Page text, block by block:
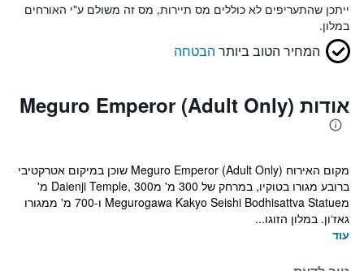
ייתכן שהתעריפים לא כוללים מס תיירות, מס זה משולם ע"י האורחים
במלון.
המחיר הטוב ביותר הבטחה
אודות Meguro Emperor (Adult Only)
מקום האירוח Meguro Emperor (Adult Only) שוכן במיקום אטרקטיבי
ברובע מגורו בטוקיו, במרחק של 300 מ' מDaienji Temple, 300 מ'
מMegurogawa Kakyo Seishi Bodhisattva Statue ו-700 מ' ממגורו
גאז‘ון. במלון הזוגו...
עוד